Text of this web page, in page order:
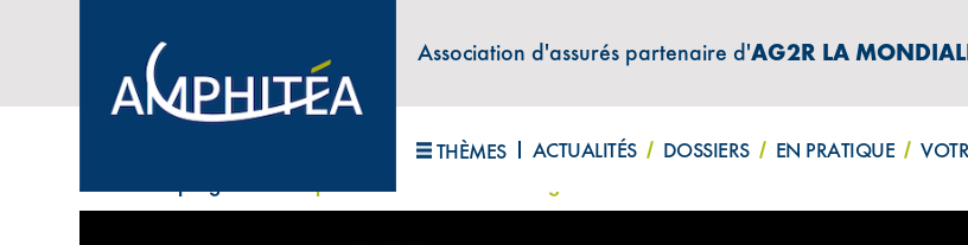
Association d'assurés partenaire d'AG2R LA
THÈMES ACTUALITÉS DOSSIERS EN PRATIQUE
ABONNEZ-VOUS À LA LETTRE D'INFORMATIONS "AMPHITÉA INFOS"